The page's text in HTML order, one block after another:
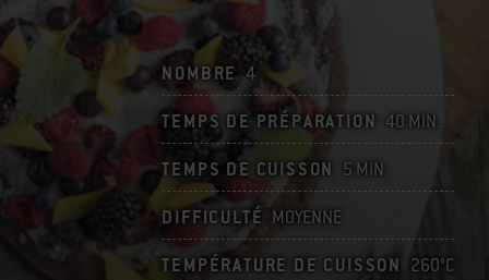
NOMBRE 4
TEMPS DE PRÉPARATION 40 MIN.
TEMPS DE CUISSON 5 MIN.
DIFFICULTÉ MOYENNE
TEMPÉRATURE DE CUISSON 260°C